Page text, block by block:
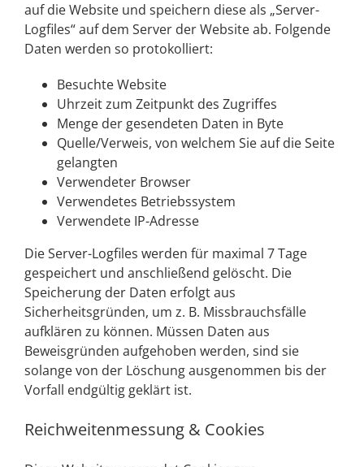
auf die Website und speichern diese als „Server-
Logfiles“ auf dem Server der Website ab. Folgende
Daten werden so protokolliert:
Besuchte Website
Uhrzeit zum Zeitpunkt des Zugriffes
Menge der gesendeten Daten in Byte
Quelle/Verweis, von welchem Sie auf die Seite
gelangten
Verwendeter Browser
Verwendetes Betriebssystem
Verwendete IP-Adresse
Die Server-Logfiles werden für maximal 7 Tage
gespeichert und anschließend gelöscht. Die
Speicherung der Daten erfolgt aus
Sicherheitsgründen, um z. B. Missbrauchsfälle
aufklären zu können. Müssen Daten aus
Beweisgründen aufgehoben werden, sind sie
solange von der Löschung ausgenommen bis der
Vorfall endgültig geklärt ist.
Reichweitenmessung & Cookies